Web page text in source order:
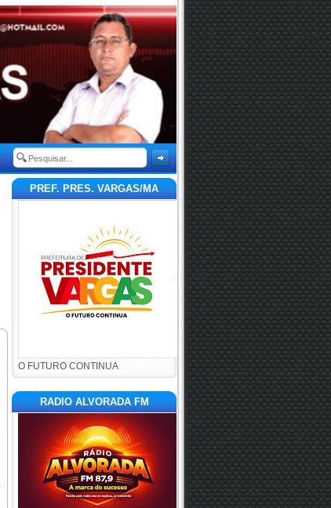
PREF. PRES. VARGAS/MA
O FUTURO CONTINUA
RADIO ALVORADA FM